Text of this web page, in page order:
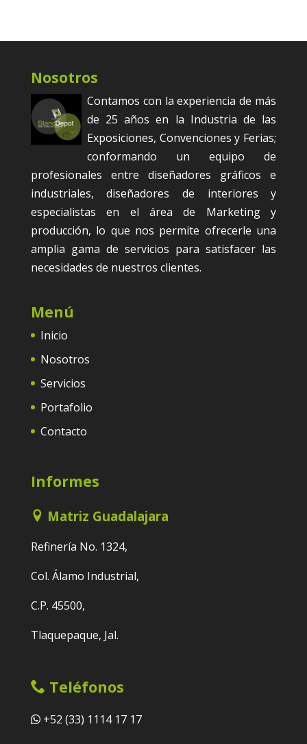
Nosotros
Contamos con la experiencia de más
de 25 años en la Industria de las
Exposiciones, Convenciones y Ferias;
conformando un equipo de
profesionales entre diseñadores gráficos e
industriales, diseñadores de interiores y
especialistas en el área de Marketing y
producción, lo que nos permite ofrecerle una
amplia gama de servicios para satisfacer las
necesidades de nuestros clientes.
Menú
Inicio
Nosotros
Servicios
Portafolio
Contacto
Informes
Matriz Guadalajara
Refinería No. 1324,
Col. Álamo Industrial,
C.P. 45500,
Tlaquepaque, Jal.
Teléfonos
+52 (33) 1114 17 17